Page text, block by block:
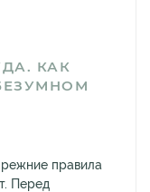
КАК
правила
Перед